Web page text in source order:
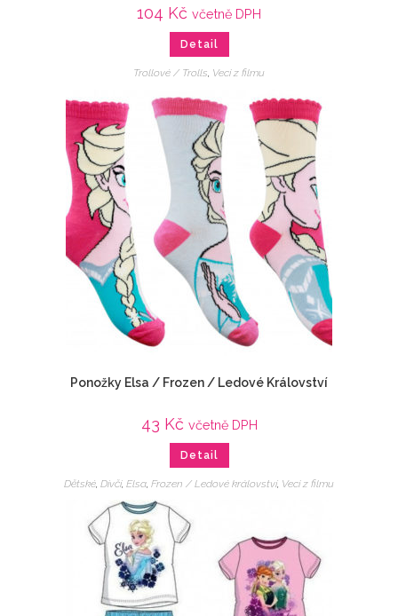
104 Kč včetně DPH
Detail
Trollové / Trolls, Veci z filmu
Ponožky Elsa / Frozen / Ledové Království
43 Kč včetně DPH
Detail
Dětské Dívčí, Elsa Frozen / Ledové království, Veci z filmu